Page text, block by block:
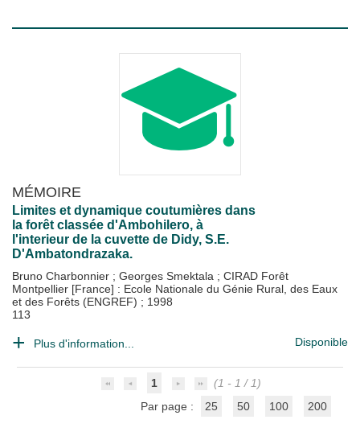
MÉMOIRE
Limites et dynamique coutumières dans
la forêt classée d'Ambohilero, à
l'interieur de la cuvette de Didy, S.E.
D'Ambatondrazaka.
Bruno Charbonnier ; Georges Smektala ; CIRAD Forêt
Montpellier [France] : Ecole Nationale du Génie Rural, des Eaux
et des Forêts (ENGREF) ; 1998
113
Plus d'information... Disponible
1
(1 - 1 / 1)
Par page :
25 50 100 200